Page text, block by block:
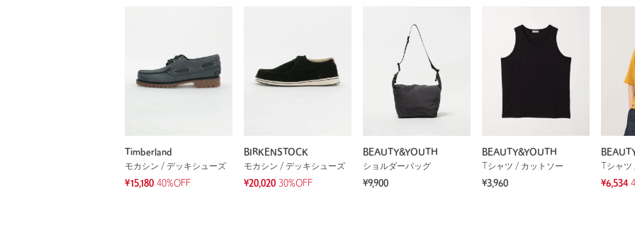
Timberland
モカシン / デッキシューズ
¥15,180 40%OFF
BIRKENSTOCK
モカシン / デッキシューズ
¥20,020 30%OFF
BEAUTY&YOUTH
ショルダーバッグ
¥9,900
BEAUTY&YOUTH
Tシャツ / カットソー
¥3,960
Tシャツ
¥6,534